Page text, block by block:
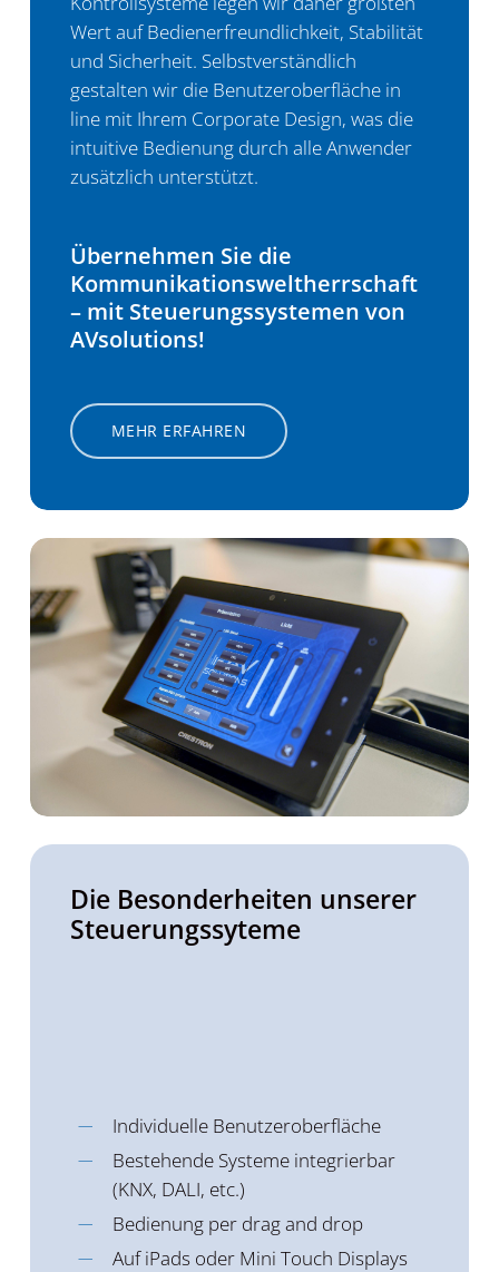
Wert auf Bedienerfreundlichkeit, Stabilität
und Sicherheit. Selbstverständlich
gestalten wir die Benutzeroberfläche in
line mit Ihrem Corporate Design, was die
intuitive Bedienung durch alle Anwender
zusätzlich unterstützt.
Übernehmen Sie die
Kommunikations­­weltherrschaft
– mit Steuerungssystemen von
AVsolutions!
MEHR ERFAHREN
Die Besonderheiten unserer
Steuerungs­syteme
Individuelle Benutzeroberfläche
Bestehende Systeme integrierbar
(KNX, DALI, etc.)
Bedienung per drag and drop
Auf iPads oder Mini Touch Displays